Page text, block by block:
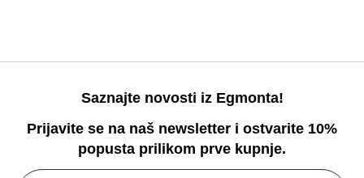
Saznajte novosti iz Egmonta!
Prijavite se na naš newsletter i ostvarite 10%
popusta prilikom prve kupnje.